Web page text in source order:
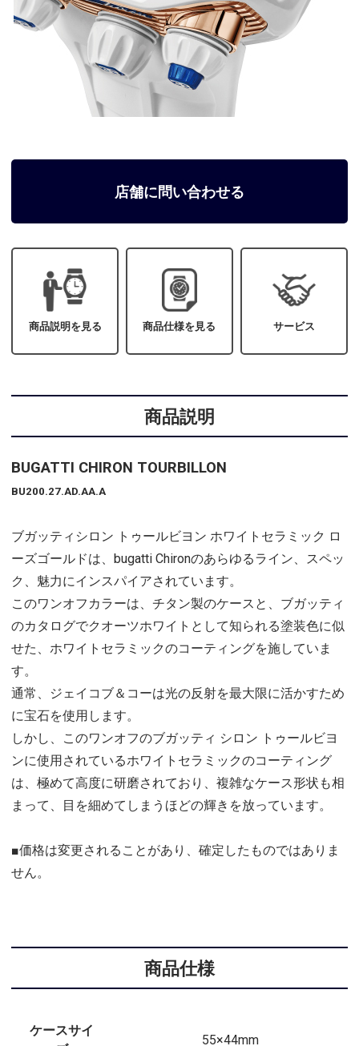
店舗に問い合わせる
商品説明を見る 商品仕様を見る サービス
商品説明
BUGATTI CHIRON TOURBILLON
BU200.27.AD.AA.A
ブガッティシロン トゥールビヨン ホワイトセラミック ロ
ーズゴールドは、bugatti Chironのあらゆるライン、スペッ
ク、魅力にインスパイアされています。
このワンオフカラーは、チタン製のケースと、ブガッティ
のカタログでクオーツホワイトとして知られる塗装色に似
せた、ホワイトセラミックのコーティングを施していま
す。
通常、ジェイコブ＆コーは光の反射を最大限に活かすため
に宝石を使用します。
しかし、このワンオフのブガッティ シロン トゥールビヨ
ンに使用されているホワイトセラミックのコーティング
は、極めて高度に研磨されており、複雑なケース形状も相
まって、目を細めてしまうほどの輝きを放っています。
■価格は変更されることがあり、確定したものではありま
せん。
商品仕様
ケースサイ
55×44mm